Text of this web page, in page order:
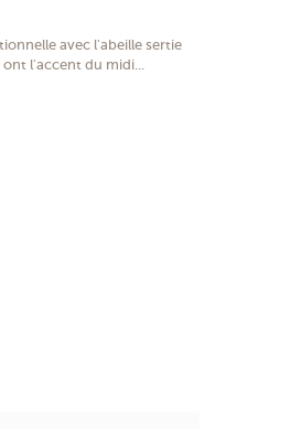
avec l'abeille sertie
l'accent du midi...